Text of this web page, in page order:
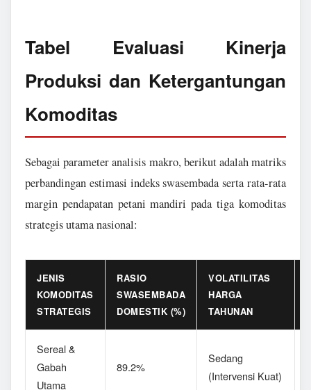
Tabel Evaluasi Kinerja
Produksi dan Ketergantungan
Komoditas
Sebagai parameter analisis makro, berikut adalah matriks
perbandingan estimasi indeks swasembada serta rata-rata
margin pendapatan petani mandiri pada tiga komoditas
strategis utama nasional:
JENIS
KOMODITAS
STRATEGIS
RASIO
SWASEMBADA
DOMESTIK (%)
VOLATILITAS
HARGA
TAHUNAN
Sereal &
Gabah
Utama
89.2%
Sedang
(Intervensi Kuat)